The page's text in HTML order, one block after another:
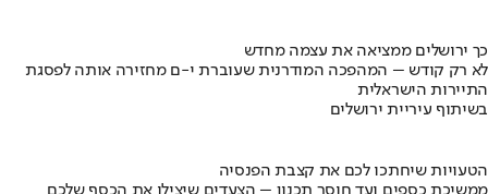
כך ירושלים ממציאה את עצמה מחדש
לא רק קודש – המהפכה המודרנית שעוברת י-ם מחזירה אותה לפסגת
התיירות הישראלית
בשיתוף עיריית ירושלים
הטעויות שיחתכו לכם את קצבת הפנסיה